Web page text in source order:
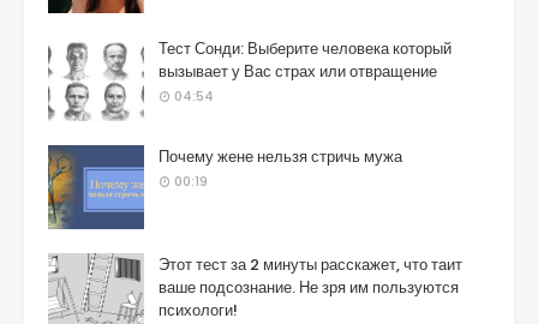
Тест Сонди: Выберите человека который
вызывает у Вас страх или отвращение
04:54
Почему жене нельзя стричь мужа
00:19
Этот тест за 2 минуты расскажет, что таит
ваше подсознание. Не зря им пользуются
психологи!